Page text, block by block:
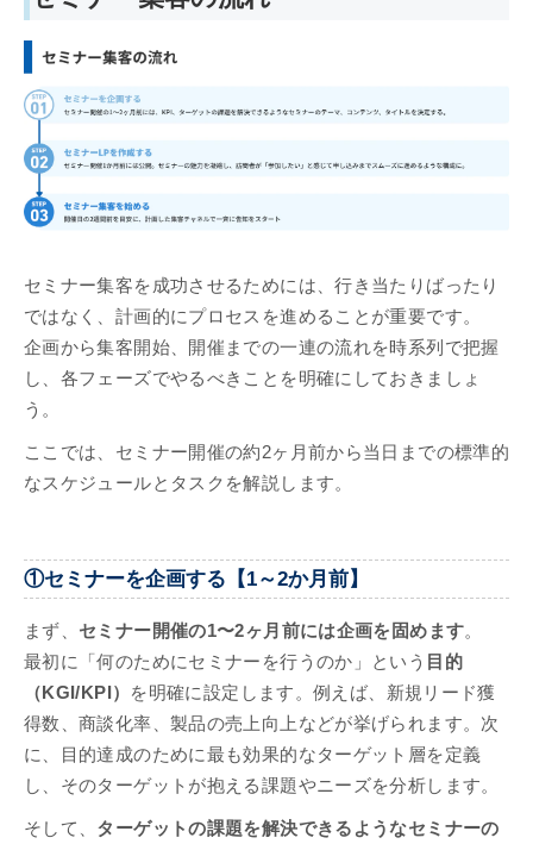
セミナー集客を成功させるためには、行き当たりばったり
ではなく、計画的にプロセスを進めることが重要です。
企画から集客開始、開催までの一連の流れを時系列で把握
し、各フェーズでやるべきことを明確にしておきましょ
う。
ここでは、セミナー開催の約2ヶ月前から当日までの標準的
なスケジュールとタスクを解説します。
①セミナーを企画する【1～2か月前】
まず、 セミナー開催の1〜2ヶ月前には企画を固めます。
最初に「何のためにセミナーを行うのか」という 目的
（KGI/KPI）
を明確に設定します。例えば、新規リード獲
得数、商談化率、製品の売上向上などが挙げられます。次
に、目的達成のために最も効果的なターゲット層を定義
し、そのターゲットが抱える課題やニーズを分析します。
そして、 ターゲットの課題を解決できるようなセミナーの